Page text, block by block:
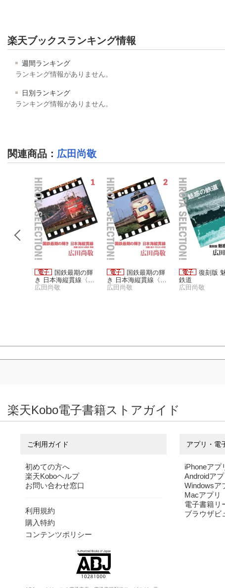
楽天ブックスランキング情報
週間ランキング
ランキング情報がありません。
日別ランキング
ランキング情報がありません。
関連商品 ： 広田尚敬
国鉄最期の輝
き 日本海縦貫線〈前
編〉
広田尚敬
国鉄最期の輝
き 日本海縦貫線〈後
編〉
広田尚敬
復刻版
鉄道
広田尚敬
楽天Kobo電子書籍ストアガイド
ご利用ガイド
初めての方へ
楽天Koboヘルプ
お問い合わせ窓口
利用規約
購入特約
コンテンツポリシー
アプリ・電
iPhoneアプ
Androidアプ
Windowsア
Macアプリ
電子書籍リ
ブラウザビ